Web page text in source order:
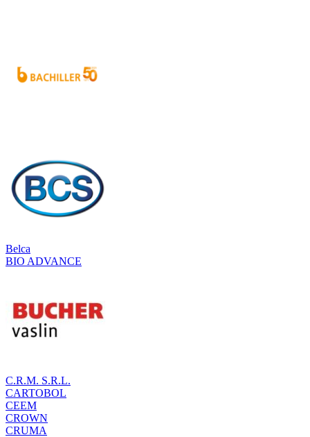
Belca
BIO ADVANCE
C.R.M. S.R.L.
CARTOBOL
CEEM
CROWN
CRUMA